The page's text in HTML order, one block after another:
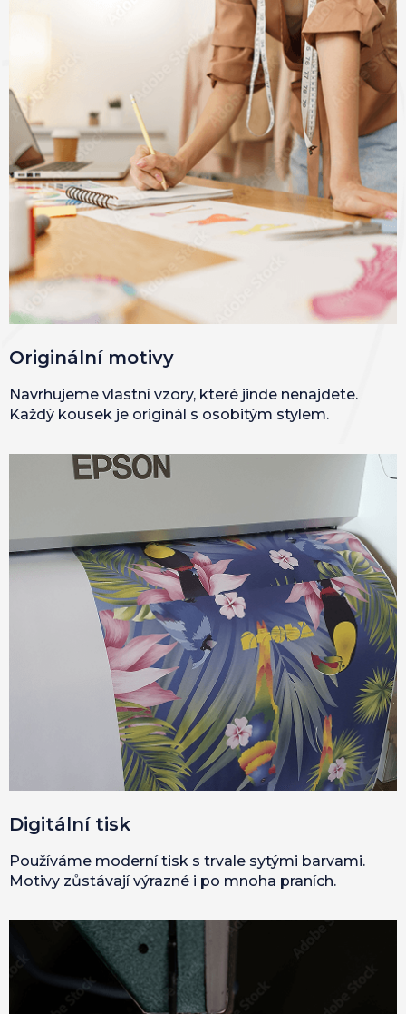
Originální motivy
Navrhujeme vlastní vzory, které jinde nenajdete.
Každý kousek je originál s osobitým stylem.
Digitální tisk
Používáme moderní tisk s trvale sytými barvami.
Motivy zůstávají výrazné i po mnoha praních.